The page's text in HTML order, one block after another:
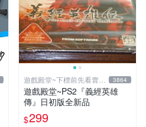
遊戲殿堂~下標前先看賣場
關於我
3864
遊戲殿堂~PS2『義經英雄
傳』日初版全新品
$299